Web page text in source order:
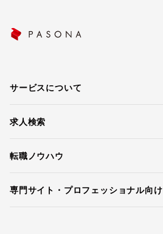
サービスについて
求人検索
転職ノウハウ
専門サイト・プロフェッショナル向け